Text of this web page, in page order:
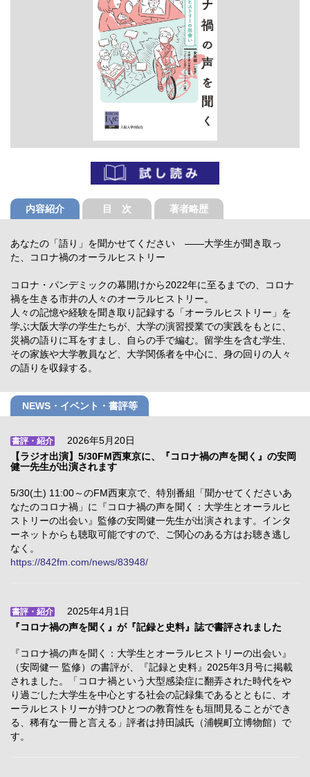
内容紹介 目 次 著者略歴
あなたの「語り」を聞かせてください ――大学生が聞き取っ
た、コロナ禍のオーラルヒストリー
コロナ・パンデミックの幕開けから2022年に至るまでの、コロナ
禍を生きる市井の人々のオーラルヒストリー。
人々の記憶や経験を聞き取り記録する「オーラルヒストリー」を
学ぶ大阪大学の学生たちが、大学の演習授業での実践をもとに、
災禍の語りに耳をすまし、自らの手で編む。留学生を含む学生、
その家族や大学教員など、大学関係者を中心に、身の回りの人々
の語りを収録する。
NEWS・イベント・書評等
書評・紹介
2026年5月20日
【ラジオ出演】5/30FM西東京に、『コロナ禍の声を聞く』の安岡
健一先生が出演されます
5/30(土) 11:00～のFM西東京で、特別番組「聞かせてくださいあ
なたのコロナ禍」に『コロナ禍の声を聞く：大学生とオーラルヒ
ストリーの出会い』監修の安岡健一先生が出演されます。インタ
ーネットからも聴取可能ですので、ご関心のある方はお聴き逃し
なく。
https://842fm.com/news/83948/
書評・紹介
2025年4月1日
『コロナ禍の声を聞く』が『記録と史料』誌で書評されました
『コロナ禍の声を聞く：大学生とオーラルヒストリーの出会い』
（安岡健一 監修）の書評が、『記録と史料』2025年3月号に掲載
されました。「コロナ禍という大型感染症に翻弄された時代をや
り過ごした大学生を中心とする社会の記録集であるとともに、オ
ーラルヒストリーが持つひとつの教育性をも垣間見ることができ
る、稀有な一冊と言える」評者は持田誠氏（浦幌町立博物館）で
す。